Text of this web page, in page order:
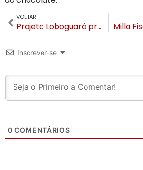
VOLTAR
Projeto Loboguará promove vivência de Dia dos Pais com atividades na natureza em Canela
Inscrever-se
0 COMENTÁRIOS